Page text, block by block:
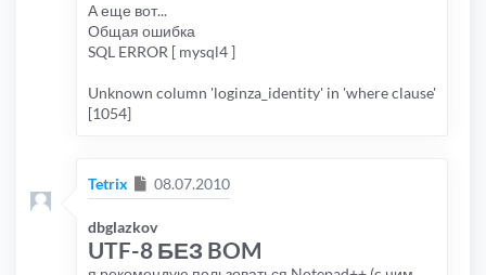
А еще вот...
Общая ошибка
SQL ERROR [ mysql4 ]
Unknown column 'loginza_identity' in 'where clause'
[1054]
Tetrix Сообщение
08.07.2010
dbglazkov
UTF-8 БЕЗ BOM